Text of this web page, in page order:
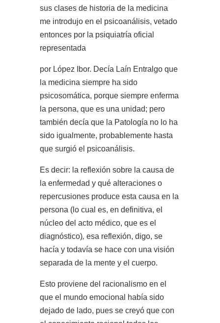
sus clases de historia de la medicina
me introdujo en el psicoanálisis, vetado
entonces por la psiquiatría oficial
representada
por López Ibor. Decía Laín Entralgo que
la medicina siempre ha sido
psicosomática, porque siempre enferma
la persona, que es una unidad; pero
también decía que la Patología no lo ha
sido igualmente, probablemente hasta
que surgió el psicoanálisis.
Es decir: la reflexión sobre la causa de
la enfermedad y qué alteraciones o
repercusiones produce esta causa en la
persona (lo cual es, en definitiva, el
núcleo del acto médico, que es el
diagnóstico), esa reflexión, digo, se
hacía y todavía se hace con una visión
separada de la mente y el cuerpo.
Esto proviene del racionalismo en el
que el mundo emocional había sido
dejado de lado, pues se creyó que con